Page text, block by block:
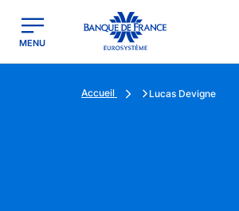
Banque de France - Menu Principal
MENU
Accueil Lucas Devigne